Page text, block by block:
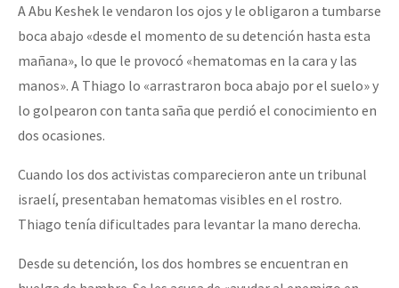
A Abu Keshek le vendaron los ojos y le obligaron a tumbarse
boca abajo «desde el momento de su detención hasta esta
mañana», lo que le provocó «hematomas en la cara y las
manos». A Thiago lo «arrastraron boca abajo por el suelo» y
lo golpearon con tanta saña que perdió el conocimiento en
dos ocasiones.
Cuando los dos activistas comparecieron ante un tribunal
israelí, presentaban hematomas visibles en el rostro.
Thiago tenía dificultades para levantar la mano derecha.
Desde su detención, los dos hombres se encuentran en